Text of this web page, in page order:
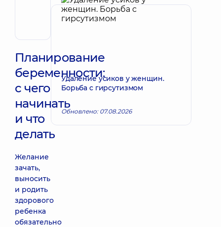
Витальевна
Акушер-
гинеколог;
Планирование
беременности:
с чего
начинать
и что
делать
Желание
зачать,
выносить
и родить
здорового
ребенка
обязательно
Удаление усиков у женщин.
Борьба с гирсутизмом
Обновлено: 07.08.2026